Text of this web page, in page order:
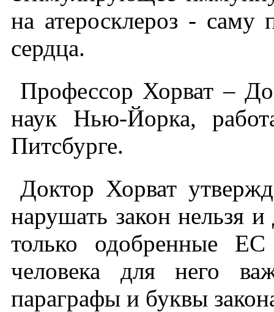
на атеросклероз - саму
сердца.
Профессор Хорват –
наук Нью-Йорка,
Питсбурге.
Доктор Хорват
нарушать закон нельзя
только одобренные
человека для него
параграфы и буквы